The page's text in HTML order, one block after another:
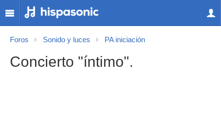
Foros Sonido y luces PA iniciación
Concierto "íntimo".